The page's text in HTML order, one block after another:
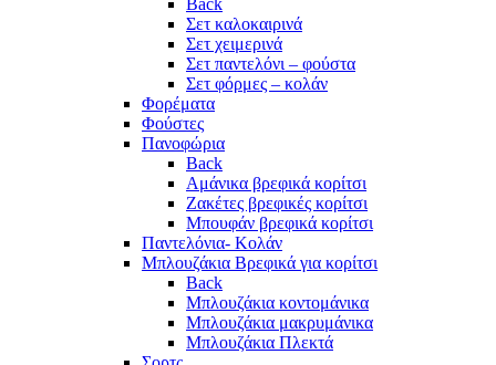
Σετ καλοκαιρινά
Σετ χειμερινά
Σετ παντελόνι – φούστα
Σετ φόρμες – κολάν
Φορέματα
Φούστες
Πανοφώρια
Back
Αμάνικα βρεφικά κορίτσι
Ζακέτες βρεφικές κορίτσι
Μπουφάν βρεφικά κορίτσι
Παντελόνια- Κολάν
Μπλουζάκια Βρεφικά για κορίτσι
Back
Μπλουζάκια κοντομάνικα
Μπλουζάκια μακρυμάνικα
Μπλουζάκια Πλεκτά